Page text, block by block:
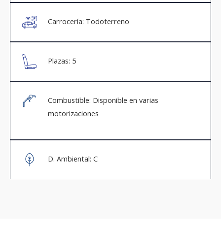
Carrocería: Todoterreno
Plazas: 5
Combustible: Disponible en varias
motorizaciones
D. Ambiental: C